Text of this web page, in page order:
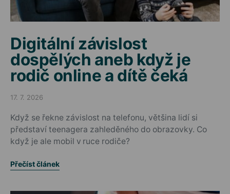
Digitální závislost
dospělých aneb když je
rodič online a dítě čeká
Posted on
17. 7. 2026
Když se řekne závislost na telefonu, většina lidí si
představí teenagera zahleděného do obrazovky. Co
když je ale mobil v ruce rodiče?
Přečíst článek